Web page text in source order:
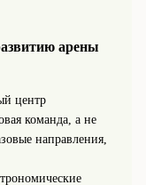
арены
центр
команда, а не
направления,